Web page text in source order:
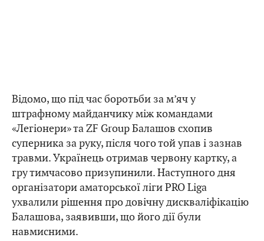
Відомо, що під час боротьби за м’яч у
штрафному майданчику між командами
«Легіонери» та ZF Group Балашов схопив
суперника за руку, після чого той упав і зазнав
травми. Українець отримав червону картку, а
гру тимчасово призупинили. Наступного дня
організатори аматорської ліги PRO Liga
ухвалили рішення про довічну дискваліфікацію
Балашова, заявивши, що його дії були
навмисними.